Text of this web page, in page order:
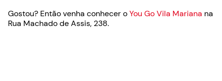
Gostou? Então venha conhecer oYou Go Vila Mariana na
Rua Machado de Assis, 238.